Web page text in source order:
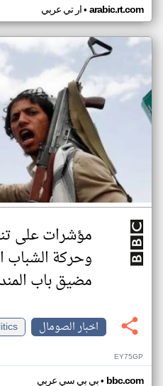
ار تي عربي• arabic.rt.com
مؤشرات على
وحركة الشباب
مضيق باب
اخبار الصومال
EY75GP
بي بي سي عربي• bbc.com